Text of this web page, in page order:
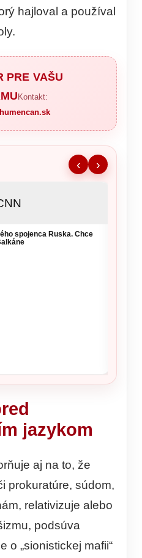
hajloval a používal
PRE VAŠU
Kontakt:
‹ ›
spojenca Ruska. Chce
jazykom
aj na to, že
prokuratúre, súdom,
relativizuje alebo
podsúva
o „sionistickej mafii“